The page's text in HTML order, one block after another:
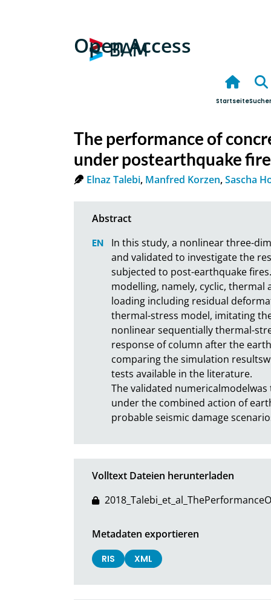
Open Access
Startseite
The performance of
under postearthquake
Elnaz Talebi, Manfred Korzen,Sascha
In this study, a nonlinear three-
and validated to investigate the
subjected to post-earthquake
modelling, namely, cyclic,
loading including residual
thermal-stress model, imitating
nonlinear sequentially thermal-
response of column after the
comparing the simulation
tests available in the literature.
The validated
under the combined action of
probable seismic damage
Volltext Dateien herunterladen
Metadaten exportieren
RIS XML